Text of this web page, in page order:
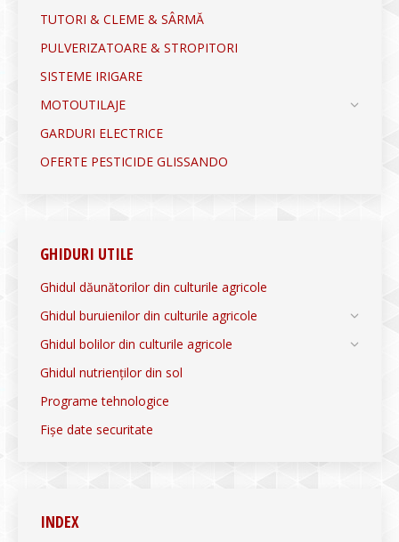
TUTORI & CLEME & SÂRMĂ
PULVERIZATOARE & STROPITORI
SISTEME IRIGARE
MOTOUTILAJE
GARDURI ELECTRICE
OFERTE PESTICIDE GLISSANDO
GHIDURI UTILE
Ghidul dăunătorilor din culturile agricole
Ghidul buruienilor din culturile agricole
Ghidul bolilor din culturile agricole
Ghidul nutrienților din sol
Programe tehnologice
Fișe date securitate
INDEX